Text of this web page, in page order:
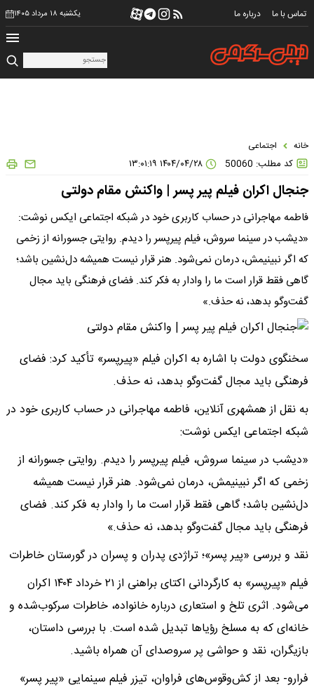
تماس با ما درباره ما یکشنبه ۱۸ مرداد ۱۴۰۵
خانه اجتماعی
کد مطلب: 50060
جنجال اکران فیلم پیر پسر | واکنش مقام دولتی
فاطمه مهاجرانی در حساب کاربری خود در شبکه اجتماعی ایکس نوشت:
«دیشب در سینما سروش، فیلم پیرپسر را دیدم. روایتی جسورانه از زخمی
که اگر نبینیمش، درمان نمی‌شود. هنر قرار نیست همیشه دل‌نشین باشد؛
گاهی فقط قرار است ما را وادار به فکر کند. فضای فرهنگی باید مجال
گفت‌و‌گو بدهد، نه حذف.»
سخنگوی دولت با اشاره به اکران فیلم «پیرپسر» تأکید کرد: فضای
فرهنگی باید مجال گفت‌وگو بدهد، نه حذف.
به نقل از همشهری آنلاین، فاطمه مهاجرانی در حساب کاربری خود در
شبکه اجتماعی ایکس نوشت:
«دیشب در سینما سروش، فیلم پیرپسر را دیدم. روایتی جسورانه از
زخمی که اگر نبینیمش، درمان نمی‌شود. هنر قرار نیست همیشه
دل‌نشین باشد؛ گاهی فقط قرار است ما را وادار به فکر کند. فضای
فرهنگی باید مجال گفت‌و‌گو بدهد، نه حذف.»
نقد و بررسی «پیر‌ پسر»؛ تراژدی پدران و پسران در گورستان خاطرات
فیلم «پیرپسر» به کارگردانی اکتای براهنی از ۲۱ خرداد ۱۴۰۴ اکران
می‌شود. اثری تلخ و استعاری درباره خانواده، خاطرات سرکوب‌شده و
خانه‌ای که به مسلخ رؤیاها تبدیل شده است. با بررسی داستان،
بازیگران، نقد و حواشی پر سروصدای آن همراه باشید.
فرارو- بعد از کش‌وقوس‌های فراوان، تیزر فیلم سینمایی «پیر پسر»